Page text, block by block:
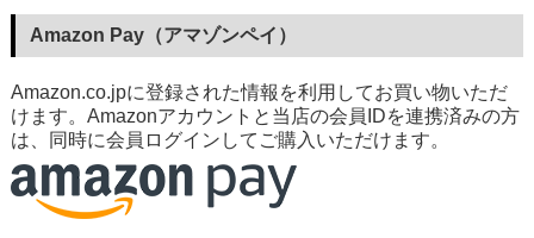
Amazon Pay（アマゾンペイ）
Amazon.co.jpに登録された情報を利用してお買い物いただ
けます。Amazonアカウントと当店の会員IDを連携済みの方
は、同時に会員ログインしてご購入いただけます。